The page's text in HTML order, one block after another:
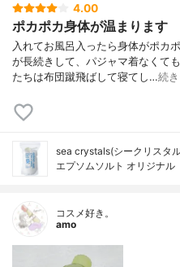
4.00
ポカポカ身体が温まります
入れてお風呂入ったら身体がポカ
が長続きして、パジャマ着なくて
たちは布団蹴飛ばして寝てし…続
sea crystals(シークリスタ
エプソムソルト オリジナル
コスメ好き。
amo